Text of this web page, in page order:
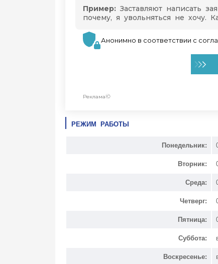
РЕЖИМ РАБОТЫ
Понедельник:
Вторник:
Среда:
Четверг:
Пятница:
Суббота:
Воскресенье: